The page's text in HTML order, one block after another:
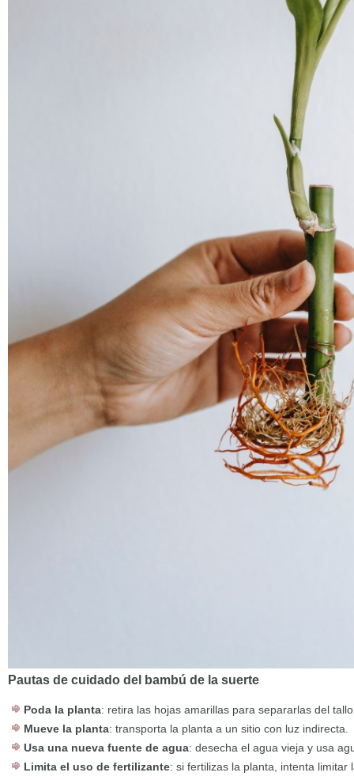
Pautas de cuidado del bambú de la suerte
Poda la planta: retira las hojas amarillas para separarlas del
Mueve la planta: transporta la planta a un sitio con luz indirecta.
Usa una nueva fuente de agua: desecha el agua vieja y usa
Limita el uso de fertilizante: si fertilizas la planta, intenta limitar